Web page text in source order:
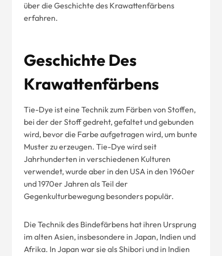
über die Geschichte des Krawattenfärbens
erfahren.
Geschichte Des
Krawattenfärbens
Tie-Dye ist eine Technik zum Färben von Stoffen,
bei der der Stoff gedreht, gefaltet und gebunden
wird, bevor die Farbe aufgetragen wird, um bunte
Muster zu erzeugen. Tie-Dye wird seit
Jahrhunderten in verschiedenen Kulturen
verwendet, wurde aber in den USA in den 1960er
und 1970er Jahren als Teil der
Gegenkulturbewegung besonders populär.
Die Technik des Bindefärbens hat ihren Ursprung
im alten Asien, insbesondere in Japan, Indien und
Afrika. In Japan war sie als Shibori und in Indien